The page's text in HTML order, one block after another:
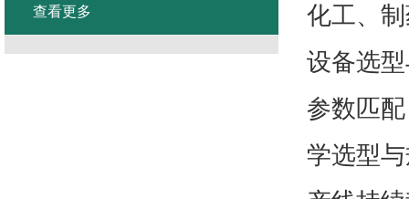
化工、
设备选
参数匹
学选型
查看更多